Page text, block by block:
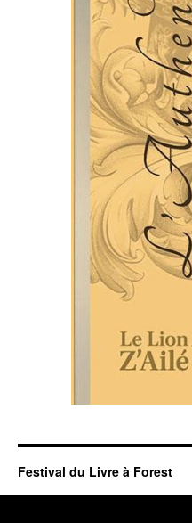
Festival du Livre à Forest